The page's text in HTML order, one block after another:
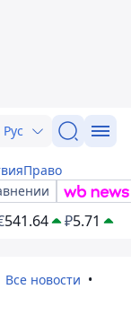
Рус
Право
541.64 ₽5.71
Все новости